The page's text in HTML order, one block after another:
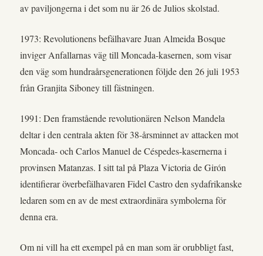
av paviljongerna i det som nu är 26 de Julios skolstad.
1973: Revolutionens befälhavare Juan Almeida Bosque
inviger Anfallarnas väg till Moncada-kasernen, som visar
den väg som hundraårsgenerationen följde den 26 juli 1953
från Granjita Siboney till fästningen.
1991: Den framstående revolutionären Nelson Mandela
deltar i den centrala akten för 38-årsminnet av attacken mot
Moncada- och Carlos Manuel de Céspedes-kasernerna i
provinsen Matanzas. I sitt tal på Plaza Victoria de Girón
identifierar överbefälhavaren Fidel Castro den sydafrikanske
ledaren som en av de mest extraordinära symbolerna för
denna era.
Om ni vill ha ett exempel på en man som är orubbligt fast,